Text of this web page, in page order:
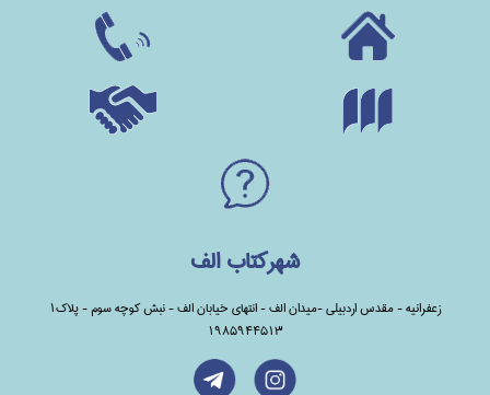
شهرکتاب الف
زعفرانیه - مقدس اردبیلی -میدان الف - انتهای خیابان الف - نبش کوچه سوم - پلاک1
1985944513